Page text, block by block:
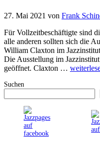
27. Mai 2021 von Frank
Für Vollzeitbeschäftigte sind
alle anderen sollten sich die
William Claxton im
Die Ausstellung im
geöffnet. Claxton …
Suchen